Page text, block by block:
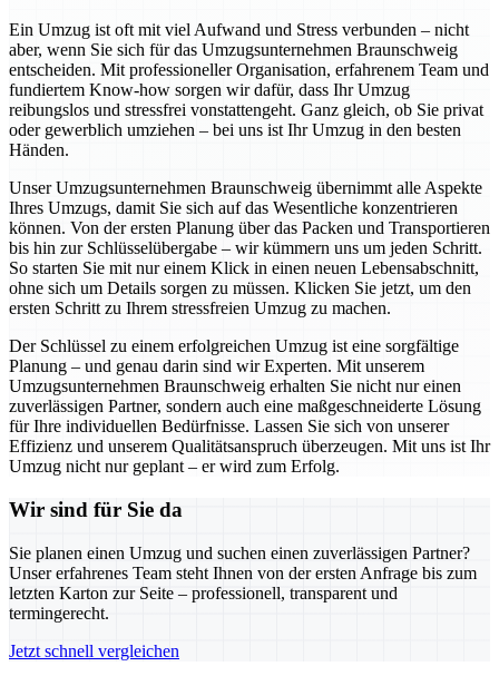
Ein Umzug ist oft mit viel Aufwand und Stress verbunden – nicht
aber, wenn Sie sich für das Umzugsunternehmen Braunschweig
entscheiden. Mit professioneller Organisation, erfahrenem Team und
fundiertem Know-how sorgen wir dafür, dass Ihr Umzug
reibungslos und stressfrei vonstattengeht. Ganz gleich, ob Sie privat
oder gewerblich umziehen – bei uns ist Ihr Umzug in den besten
Händen.
Unser Umzugsunternehmen Braunschweig übernimmt alle Aspekte
Ihres Umzugs, damit Sie sich auf das Wesentliche konzentrieren
können. Von der ersten Planung über das Packen und Transportieren
bis hin zur Schlüsselübergabe – wir kümmern uns um jeden Schritt.
So starten Sie mit nur einem Klick in einen neuen Lebensabschnitt,
ohne sich um Details sorgen zu müssen. Klicken Sie jetzt, um den
ersten Schritt zu Ihrem stressfreien Umzug zu machen.
Der Schlüssel zu einem erfolgreichen Umzug ist eine sorgfältige
Planung – und genau darin sind wir Experten. Mit unserem
Umzugsunternehmen Braunschweig erhalten Sie nicht nur einen
zuverlässigen Partner, sondern auch eine maßgeschneiderte Lösung
für Ihre individuellen Bedürfnisse. Lassen Sie sich von unserer
Effizienz und unserem Qualitätsanspruch überzeugen. Mit uns ist Ihr
Umzug nicht nur geplant – er wird zum Erfolg.
Wir sind für Sie da
Sie planen einen Umzug und suchen einen zuverlässigen Partner?
Unser erfahrenes Team steht Ihnen von der ersten Anfrage bis zum
letzten Karton zur Seite – professionell, transparent und
termingerecht.
Jetzt schnell vergleichen